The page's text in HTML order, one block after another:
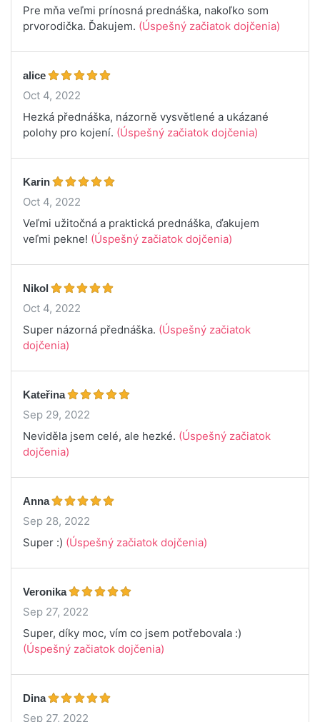
Pre mňa veľmi prínosná prednáška, nakoľko som
prvorodička. Ďakujem. (Úspešný začiatok dojčenia)
alice
Oct 4, 2022
Hezká přednáška, názorně vysvětlené a ukázané
polohy pro kojení. (Úspešný začiatok dojčenia)
Karin
Oct 4, 2022
Veľmi užitočná a praktická prednáška, ďakujem
veľmi pekne! (Úspešný začiatok dojčenia)
Nikol
Oct 4, 2022
Super názorná přednáška. (Úspešný začiatok
dojčenia)
Kateřina
Sep 29, 2022
Neviděla jsem celé, ale hezké. (Úspešný začiatok
dojčenia)
Anna
Sep 28, 2022
Super :) (Úspešný začiatok dojčenia)
Veronika
Sep 27, 2022
Super, díky moc, vím co jsem potřebovala :)
(Úspešný začiatok dojčenia)
Dina
Sep 27, 2022